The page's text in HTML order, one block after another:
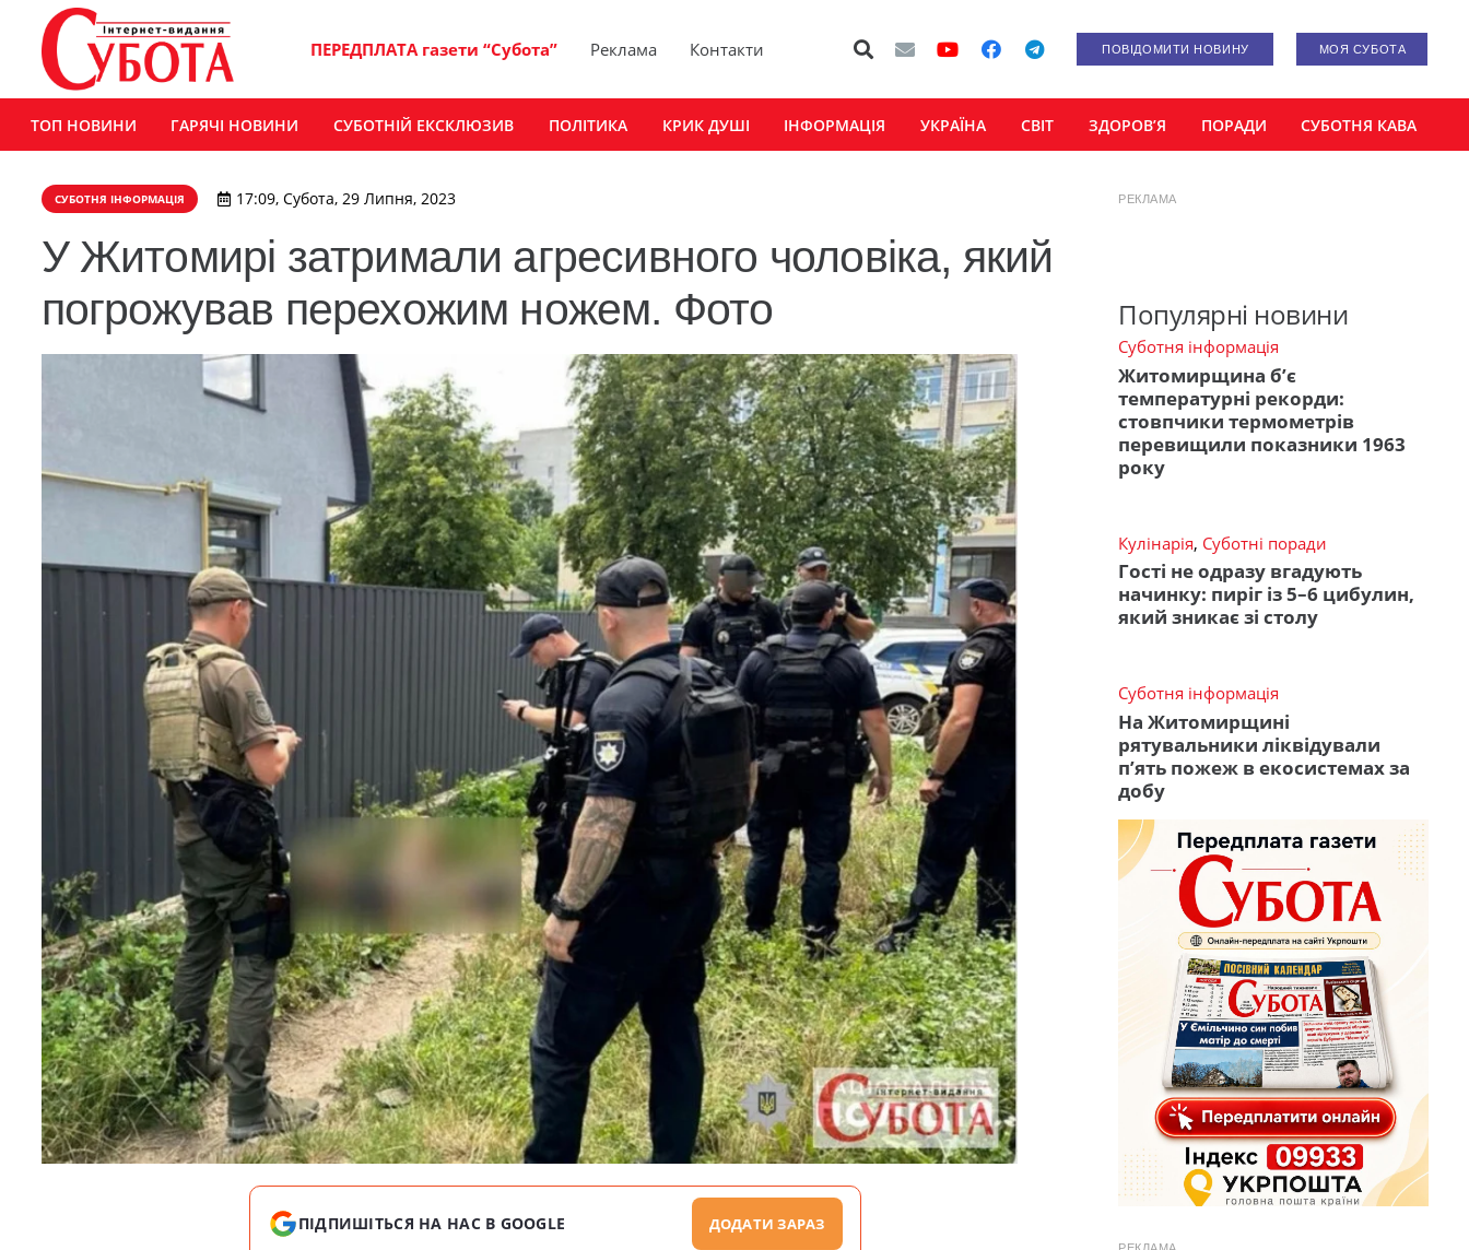
ПЕРЕДПЛАТА газети “Субота” Реклама Контакти ПОВІДОМИТИ НОВИНУ МОЯ СУБОТА
ТОП НОВИНИ ГАРЯЧІ НОВИНИ СУБОТНІЙ ЕКСКЛЮЗИВ ПОЛІТИКА КРИК ДУШІ ІНФОРМАЦІЯ УКРАЇНА СВІТ ЗДОРОВ’Я ПОРАДИ СУБОТНЯ КАВА
СУБОТНЯ ІНФОРМАЦІЯ 17:09, Субота, 29 Липня, 2023
У Житомирі затримали агресивного чоловіка, який
погрожував перехожим ножем. Фото
ПІДПИШІТЬСЯ НА НАС В GOOGLE ДОДАТИ ЗАРАЗ
РЕКЛАМА
Популярні новини
Суботня інформація
Житомирщина б’є
температурні рекорди:
стовпчики термометрів
перевищили показники 1963
року
Кулінарія, Суботні поради
Гості не одразу вгадують
начинку: пиріг із 5–6 цибулин,
який зникає зі столу
Суботня інформація
На Житомирщині
рятувальники ліквідували
п’ять пожеж в екосистемах за
добу